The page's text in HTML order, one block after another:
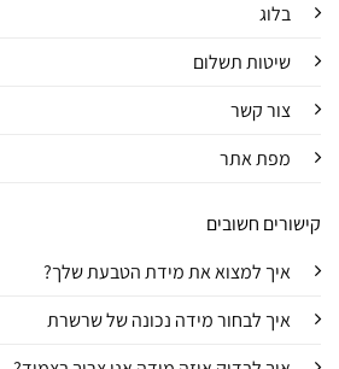
בלוג
שיטות תשלום
צור קשר
מפת אתר
קישורים חשובים
איך למצוא את מידת הטבעת שלך?
איך לבחור מידה נכונה של שרשרת